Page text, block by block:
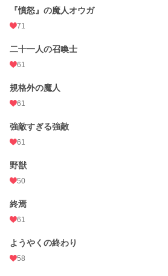
『憤怒』の魔人オウガ
71
二十一人の召喚士
61
規格外の魔人
61
強敵すぎる強敵
61
野獣
50
終焉
61
ようやくの終わり
58